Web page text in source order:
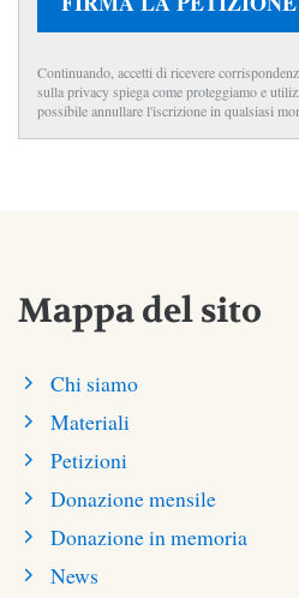
Continuando, accetti di ricevere
sulla privacy spiega come proteggiamo e
possibile annullare l'iscrizione in qualsiasi
Mappa del sito
Chi siamo
Materiali
Petizioni
Donazione mensile
Donazione in memoria
News